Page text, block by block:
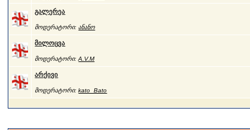
გალერეა
მოდერატორი: ანანო
მილოცვა
მოდერატორი:A.V.M
არქივი
მოდერატორი:kato_Bato